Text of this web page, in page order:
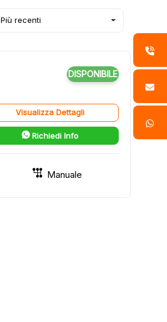
Più recenti
DISPONIBILE
Visualizza Dettagli
Richiedi Info
Manuale